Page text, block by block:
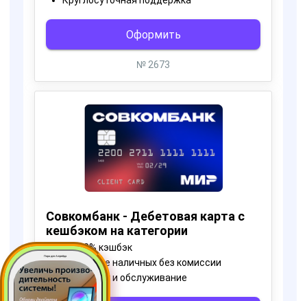
Пора для Апгрейда